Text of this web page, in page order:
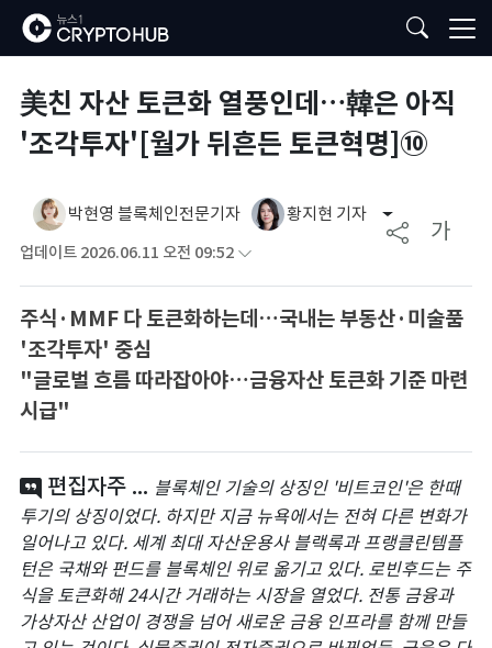
美친 자산 토큰화 열풍인데…韓은 아직
'조각투자'[월가 뒤흔든 토큰혁명]⑩
박현영 블록체인전문기자 황지현 기자
업데이트 2026.06.11 오전 09:52
가
주식·MMF 다 토큰화하는데…국내는 부동산·미술품
'조각투자' 중심
"글로벌 흐름 따라잡아야…금융자산 토큰화 기준 마련
시급"
편집자주 ... 블록체인 기술의 상징인 '비트코인'은 한때
투기의 상징이었다. 하지만 지금 뉴욕에서는 전혀 다른 변화가
일어나고 있다. 세계 최대 자산운용사 블랙록과 프랭클린템플
턴은 국채와 펀드를 블록체인 위로 옮기고 있다. 로빈후드는 주
식을 토큰화해 24시간 거래하는 시장을 열었다. 전통 금융과
가상자산 산업이 경쟁을 넘어 새로운 금융 인프라를 함께 만들